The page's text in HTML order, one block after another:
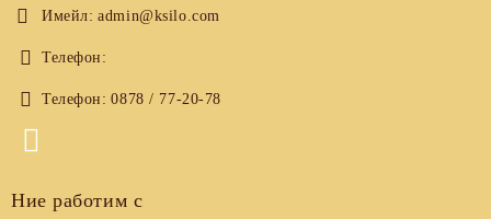
Имейл: admin@ksilo.com
Телефон:
Телефон: 0878 / 77-20-78
Ние работим с